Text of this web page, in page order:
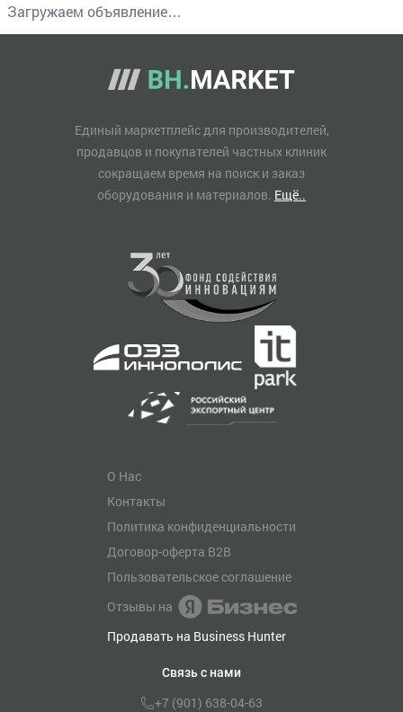
Загружаем объявление…
Единый маркетплейс для производителей,
продавцов и покупателей частных клиник
сокращаем время на поиск и заказ
оборудования и материалов. Ещё..
О Нас
Контакты
Политика конфиденциальности
Договор-оферта B2B
Пользовательское соглашение
Отзывы на
Продавать на Business Hunter
Связь с нами
+7 (901) 638-04-63